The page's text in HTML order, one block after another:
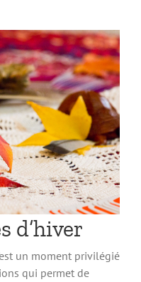
d’hiver
un moment privilégié
qui permet de